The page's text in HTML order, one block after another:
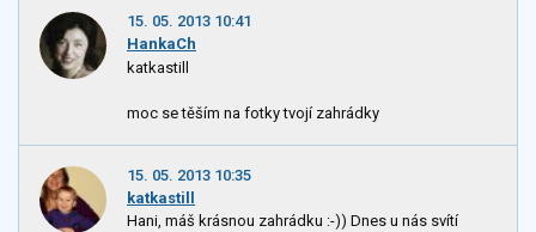
15. 05. 2013 10:41
HankaCh
katkastill
moc se těším na fotky tvojí zahrádky
15. 05. 2013 10:35
katkastill
Hani, máš krásnou zahrádku :-)) Dnes u nás svítí